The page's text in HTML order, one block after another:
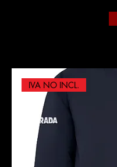
IVA NO INCL.